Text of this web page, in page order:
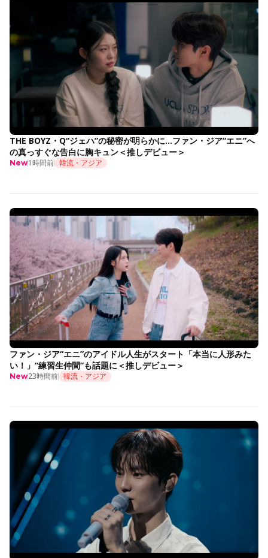
THE BOYZ・Q“ジェハ”の秘密が明らかに…ファン・ジア“エニ”へ
の真っすぐな告白に胸キュン＜推しデビュー＞
New1時間前 韓流・アジア
ファン・ジア“エニ”のアイドル人生がスタート「本当に人形みた
い！」“練習生仲間”も話題に＜推しデビュー＞
New23時間前 韓流・アジア